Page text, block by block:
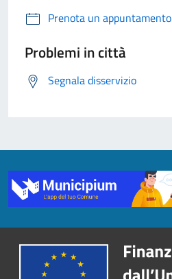
Prenota un appuntamento
Problemi in città
Segnala disservizio